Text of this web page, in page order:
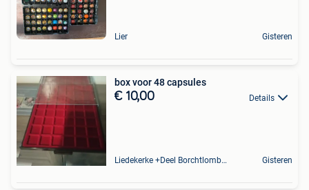
Lier Gisteren
box voor 48 capsules
€ 10,00 Details
Liedekerke +Deel Borchtlombeek Gisteren